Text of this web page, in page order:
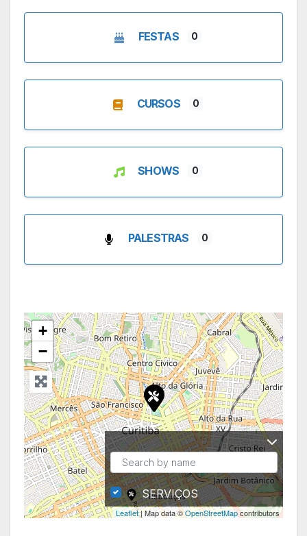
FESTAS 0
CURSOS 0
SHOWS 0
PALESTRAS 0
+
−
Leaflet| Map data ©OpenStreetMapcontributors
SERVIÇOS